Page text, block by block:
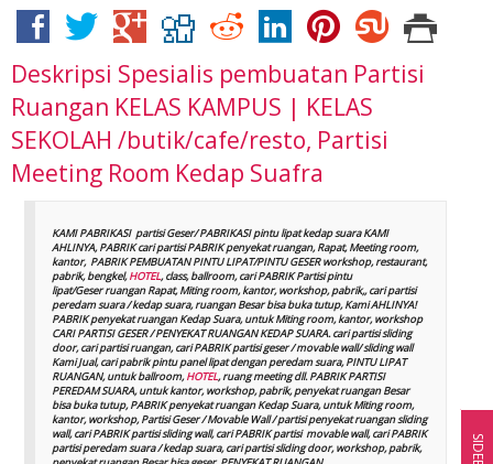
Deskripsi Spesialis pembuatan Partisi
Ruangan KELAS KAMPUS | KELAS
SEKOLAH /butik/cafe/resto, Partisi
Meeting Room Kedap Suafra
KAMI PABRIKASI partisi Geser/ PABRIKASI pintu lipat kedap suara KAMI
AHLINYA, PABRIK cari partisi PABRIK penyekat ruangan, Rapat, Meeting room,
kantor, PABRIK PEMBUATAN PINTU LIPAT/PINTU GESER workshop, restaurant,
pabrik, bengkel,HOTEL, class, ballroom, cari PABRIK Partisi pintu
lipat/Geser ruangan Rapat, Miting room, kantor, workshop, pabrik,, cari partisi
peredam suara / kedap suara, ruangan Besar bisa buka tutup, Kami AHLINYA!
PABRIK penyekat ruangan Kedap Suara, untuk Miting room, kantor, workshop
CARI PARTISI GESER / PENYEKAT RUANGAN KEDAP SUARA. cari partisi sliding
door, cari partisi ruangan, cari PABRIK partisi geser / movable wall/ sliding wall
Kami Jual, cari pabrik pintu panel lipat dengan peredam suara, PINTU LIPAT
RUANGAN, untuk ballroom,HOTEL, ruang meeting dll. PABRIK PARTISI
PEREDAM SUARA, untuk kantor, workshop, pabrik, penyekat ruangan Besar
bisa buka tutup, PABRIK penyekat ruangan Kedap Suara, untuk Miting room,
kantor, workshop, Partisi Geser / Movable Wall / partisi penyekat ruangan sliding
wall, cari PABRIK partisi sliding wall, cari PABRIK partisi movable wall, cari PABRIK
partisi peredam suara / kedap suara, cari partisi sliding door, workshop, pabrik,